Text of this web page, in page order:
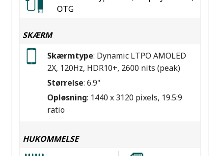
OTG
SKÆRM
Skærmtype: Dynamic LTPO AMOLED
2X, 120Hz, HDR10+, 2600 nits (peak)
Størrelse: 6.9"
Opløsning: 1440 x 3120 pixels, 19.5:9
ratio
HUKOMMELSE